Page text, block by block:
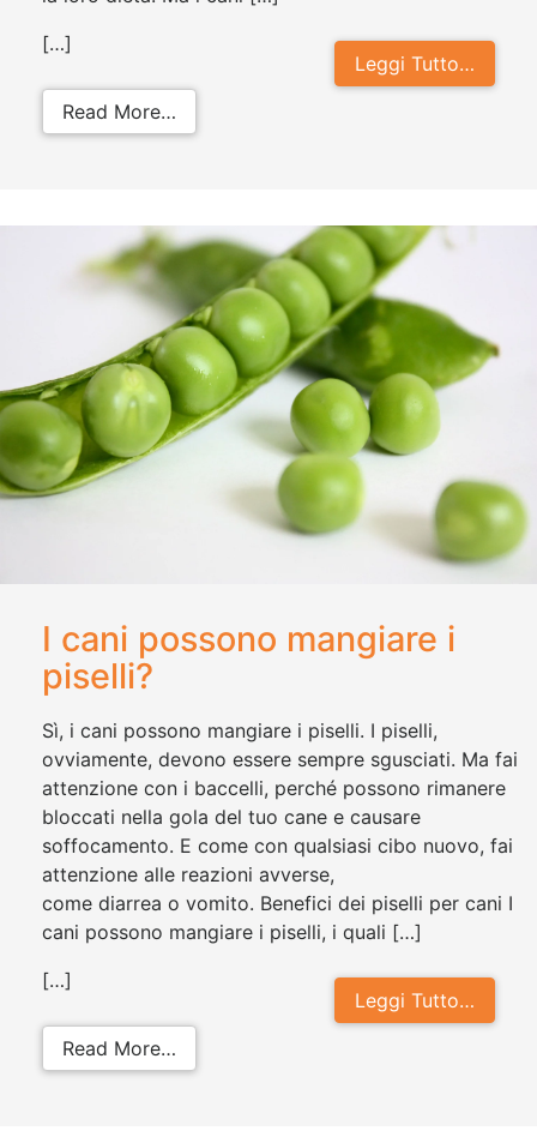
Leggi Tutto…
[…]
Read More…
I cani possono mangiare i
piselli?
Sì, i cani possono mangiare i piselli. I piselli,
ovviamente, devono essere sempre sgusciati. Ma fai
attenzione con i baccelli, perché possono rimanere
bloccati nella gola del tuo cane e causare
soffocamento. E come con qualsiasi cibo nuovo, fai
attenzione alle reazioni avverse,
come diarrea o vomito. Benefici dei piselli per cani I
cani possono mangiare i piselli, i quali […]
Leggi Tutto…
[…]
Read More…